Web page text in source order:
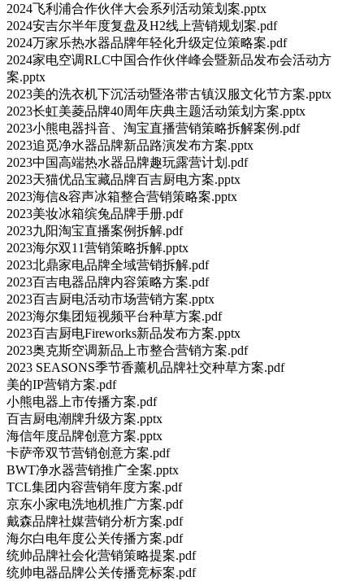
2024飞利浦合作伙伴大会系列活动策划案.pptx
2024安吉尔半年度复盘及H2线上营销规划案.pdf
2024万家乐热水器品牌年轻化升级定位策略案.pdf
2024家电空调RLC中国合作伙伴峰会暨新品发布会活动方
案.pptx
2023美的洗衣机下沉活动暨洛带古镇汉服文化节方案.pptx
2023长虹美菱品牌40周年庆典主题活动策划方案.pptx
2023小熊电器抖音、淘宝直播营销策略拆解案例.pdf
2023追觅净水器品牌新品路演发布方案.pptx
2023中国高端热水器品牌趣玩露营计划.pdf
2023天猫优品宝藏品牌百吉厨电方案.pptx
2023海信&容声冰箱整合营销策略案.pptx
2023美妆冰箱缤兔品牌手册.pdf
2023九阳淘宝直播案例拆解.pdf
2023海尔双11营销策略拆解.pptx
2023北鼎家电品牌全域营销拆解.pdf
2023百吉电器品牌内容策略方案.pdf
2023百吉厨电活动市场营销方案.pptx
2023海尔集团短视频平台种草方案.pdf
2023百吉厨电Fireworks新品发布方案.pptx
2023奥克斯空调新品上市整合营销方案.pdf
2023 SEASONS季节香薰机品牌社交种草方案.pdf
美的IP营销方案.pdf
小熊电器上市传播方案.pdf
百吉厨电潮牌升级方案.pptx
海信年度品牌创意方案.pptx
卡萨帝双节营销创意方案.pdf
BWT净水器营销推广全案.pptx
TCL集团内容营销年度方案.pdf
京东小家电洗地机推广方案.pdf
戴森品牌社媒营销分析方案.pdf
海尔白电年度公关传播方案.pdf
统帅品牌社会化营销策略提案.pdf
统帅电器品牌公关传播竞标案.pdf